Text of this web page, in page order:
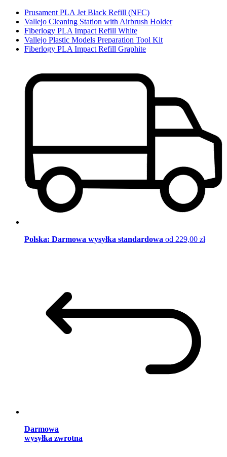
Prusament PLA Jet Black Refill (NFC)
Vallejo Cleaning Station with Airbrush Holder
Fiberlogy PLA Impact Refill White
Vallejo Plastic Models Preparation Tool Kit
Fiberlogy PLA Impact Refill Graphite
Polska: Darmowa wysyłka standardowa od 229,00 zł
Darmowa
wysyłka zwrotna